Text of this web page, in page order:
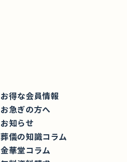
お得な会員情報
お急ぎの方へ
お知らせ
葬儀の知識コラム
金華堂コラム